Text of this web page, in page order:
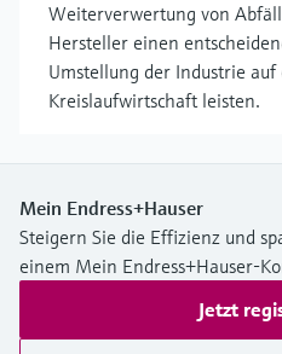
Weiterverwertung von
Hersteller einen
Umstellung der Industrie auf
Kreislaufwirtschaft leisten.
Mein Endress+Hauser
Steigern Sie die Effizienz und
einem Mein Endress+Hauser-
Jetzt